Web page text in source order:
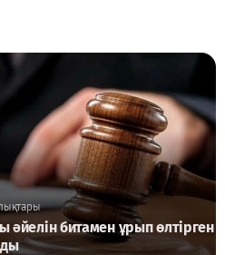
битамен ұрып өлтірген